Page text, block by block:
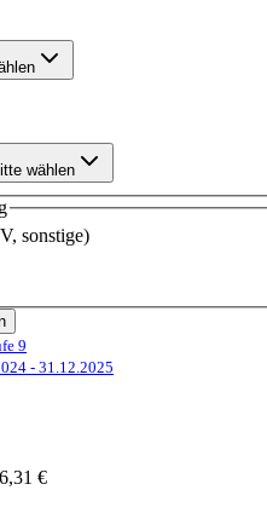
wählen
sonstige)
9
- 31.12.2025
€